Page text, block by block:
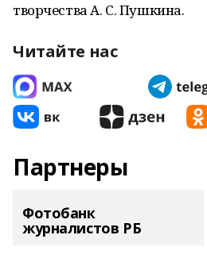
творчества А. С. Пушкина.
Читайте нас
Партнеры
Фотобанк
журналистов РБ